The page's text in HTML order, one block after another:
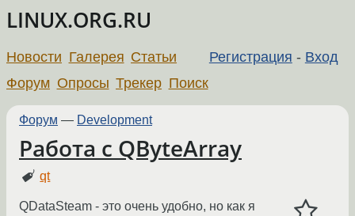
LINUX.ORG.RU
Регистрация - Вход
Новости Галерея Статьи
Форум Опросы Трекер Поиск
Форум — Development
Работа с QByteArray
qt
QDataSteam - это очень удобно, но как я